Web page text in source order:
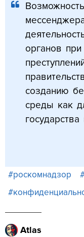
органов
созданию
среды как
#роскомнадзор
Atlas